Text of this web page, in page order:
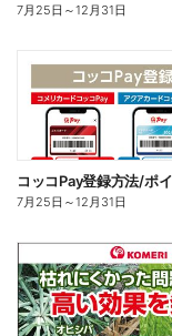
7月25日 ～12月31日
7月25日 ～12月31日